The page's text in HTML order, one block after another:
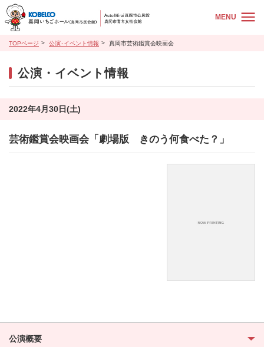
MENU
TOPページ 公演･イベント情報 真岡市芸術鑑賞会映画会
公演・イベント情報
2022年4月30日(土)
芸術鑑賞会映画会「劇場版 きのう何食べた？」
公演概要